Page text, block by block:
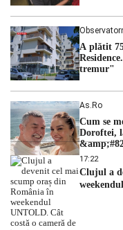
A plătit
tremur"
As.ro
Cum se
Doroftei,
dezvăluit
17:22
Clujul a